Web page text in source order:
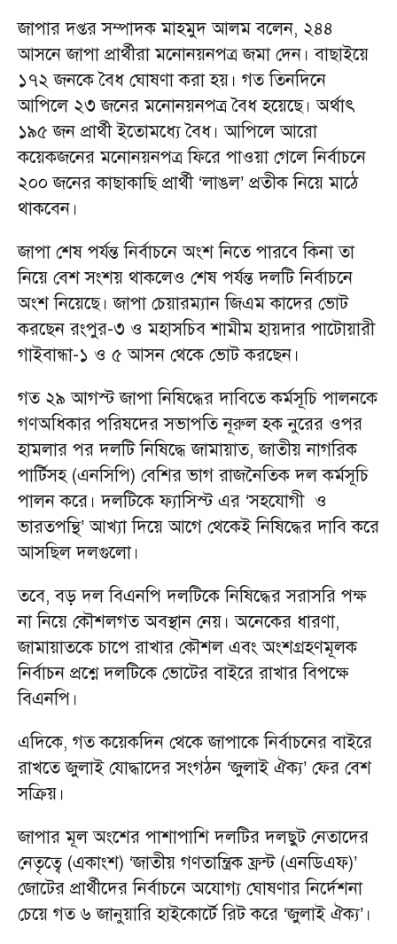
জাপার দপ্তর সম্পাদক মাহমুদ আলম বলেন, ২৪৪
আসনে জাপা প্রার্থীরা মনোনয়নপত্র জমা দেন। বাছাইয়ে
১৭২ জনকে বৈধ ঘোষণা করা হয়। গত তিনদিনে
আপিলে ২৩ জনের মনোনয়নপত্র বৈধ হয়েছে। অর্থাৎ
১৯৫ জন প্রার্থী ইতোমধ্যে বৈধ। আপিলে আরো
কয়েকজনের মনোনয়নপত্র ফিরে পাওয়া গেলে নির্বাচনে
২০০ জনের কাছাকাছি প্রার্থী ‘লাঙল’ প্রতীক নিয়ে মাঠে
থাকবেন।
জাপা শেষ পর্যন্ত নির্বাচনে অংশ নিতে পারবে কিনা তা
নিয়ে বেশ সংশয় থাকলেও শেষ পর্যন্ত দলটি নির্বাচনে
অংশ নিয়েছে। জাপা চেয়ারম্যান জিএম কাদের ভোট
করছেন রংপুর-৩ ও মহাসচিব শামীম হায়দার পাটোয়ারী
গাইবান্ধা-১ ও ৫ আসন থেকে ভোট করছেন।
গত ২৯ আগস্ট জাপা নিষিদ্ধের দাবিতে কর্মসূচি পালনকে
গণঅধিকার পরিষদের সভাপতি নূরুল হক নুরের ওপর
হামলার পর দলটি নিষিদ্ধে জামায়াত, জাতীয় নাগরিক
পার্টিসহ (এনসিপি) বেশির ভাগ রাজনৈতিক দল কর্মসূচি
পালন করে। দলটিকে ফ্যাসিস্ট এর ‘সহযোগী ও
ভারতপন্থি’ আখ্যা দিয়ে আগে থেকেই নিষিদ্ধের দাবি করে
আসছিল দলগুলো।
তবে, বড় দল বিএনপি দলটিকে নিষিদ্ধের সরাসরি পক্ষ
না নিয়ে কৌশলগত অবস্থান নেয়। অনেকের ধারণা,
জামায়াতকে চাপে রাখার কৌশল এবং অংশগ্রহণমূলক
নির্বাচন প্রশ্নে দলটিকে ভোটের বাইরে রাখার বিপক্ষে
বিএনপি।
এদিকে, গত কয়েকদিন থেকে জাপাকে নির্বাচনের বাইরে
রাখতে জুলাই যোদ্ধাদের সংগঠন ‘জুলাই ঐক্য’ ফের বেশ
সক্রিয়।
জাপার মূল অংশের পাশাপাশি দলটির দলছুট নেতাদের
নেতৃত্বে (একাংশ) ‘জাতীয় গণতান্ত্রিক ফ্রন্ট (এনডিএফ)’
জোটের প্রার্থীদের নির্বাচনে অযোগ্য ঘোষণার নির্দেশনা
চেয়ে গত ৬ জানুয়ারি হাইকোর্টে রিট করে ‘জুলাই ঐক্য’।